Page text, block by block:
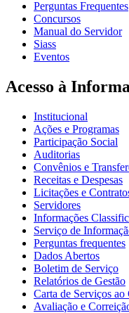
Perguntas Frequentes
Concursos
Manual do Servidor
Siass
Eventos
Acesso à
Institucional
Ações e Programas
Participação Social
Auditorias
Convênios e
Receitas e Despesas
Licitações e
Servidores
Informações
Serviço de
Perguntas frequentes
Dados Abertos
Boletim de Serviço
Relatórios de Gestão
Carta de Serviços ao
Avaliação e